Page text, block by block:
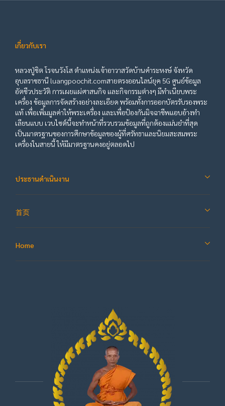
เกี่ยวกับเรา
หลวงปู่ชิต โรจนวังโส ตำแหน่งเจ้าอาวาสวัดบ้านคำระหงษ์ จังหวัด
อุบลราชธานี luangpoochit.comสายตรงออนไลน์ยุค 5G ศูนย์ข้อมูล
อัตชีวประวัติ การเผยแผ่ศาสนกิจ และกิจกรรมต่างๆ มีทำเนียบพระ
เครื่อง ข้อมูลการจัดสร้างอย่างละเอียด พร้อมทั้งการออกบัตรรับรองพระ
แท้ เพื่อเพิ่มมูลค่าให้พระเครื่อง และเพื่อป้องกันมิจฉาชีพแอบอ้างทำ
เลียนแบบ เวบไซต์นี้จะทำหน้าที่รวบรวมข้อมูลที่ถูกต้องแม่นยำที่สุด
เป็นมาตรฐานของการศึกษาข้อมูลของผู้ที่ศรัทธาและนิยมสะสมพระ
เครื่องในสายนี้ ให้มีมาตรฐานคงอยู่ตลอดไป
ประธานดำเนินงาน
首页
Home